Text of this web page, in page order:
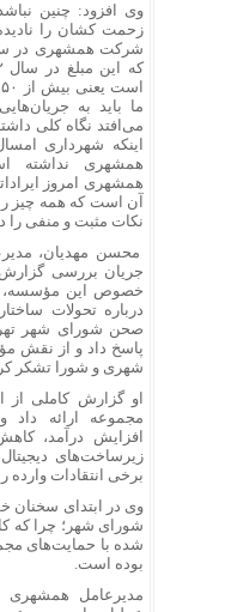
وی افزود: چنین
زحمت کشان را
ما باید به
می‌افتد نگاه کلی
اینکه شهرداری
همشهری نداشته
همشهری امروز
آن است که همه چیز
نکات مثبت و منفی را
محسن مهدیان،
جریان بررسی
خصوص این مؤسسه،
درباره تحولات
صحن شورای شهر
پاسخ داد و از نقش
شهری و شورا تشکر
او گزارش کاملی از
مجموعه ارائه داد
افزایش درآمد،
زیرساخت‌های
برخی انتقادات وارده
وی در ابتدای سخنان
شورای شهر؛ چرا که
شده با حمایت‌های
بوده است.